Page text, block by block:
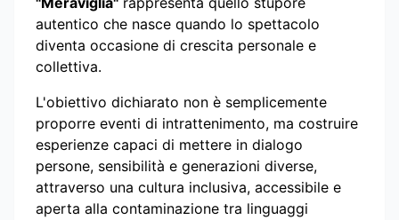
autentico che nasce quando lo spettacolo
diventa occasione di crescita personale e
collettiva.
L'obiettivo dichiarato non è semplicemente
proporre eventi di intrattenimento, ma costruire
esperienze capaci di mettere in dialogo
persone, sensibilità e generazioni diverse,
attraverso una cultura inclusiva, accessibile e
aperta alla contaminazione tra linguaggi